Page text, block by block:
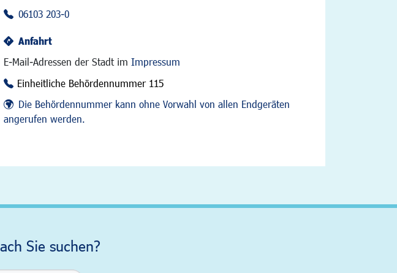
06103 203-0
Anfahrt
E-Mail-Adressen der Stadt im Impressum
Einheitliche Behördennummer 115
Die Behördennummer kann ohne Vorwahl von allen Endgeräten
angerufen werden.
Sie suchen?